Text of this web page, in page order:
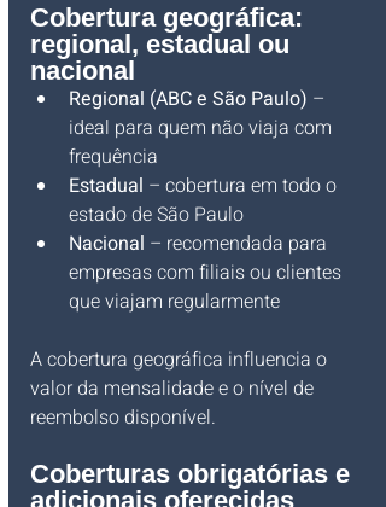
Cobertura geográfica:
regional, estadual ou
nacional
Regional (ABC e São Paulo) –
ideal para quem não viaja com
frequência
Estadual – cobertura em todo o
estado de São Paulo
Nacional – recomendada para
empresas com filiais ou clientes
que viajam regularmente
A cobertura geográfica influencia o
valor da mensalidade e o nível de
reembolso disponível.
Coberturas obrigatórias e
adicionais oferecidas